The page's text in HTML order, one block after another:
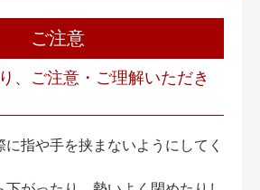
ご注意
、ご注意・ご理解いただき
指や手を挟まないようにしてく